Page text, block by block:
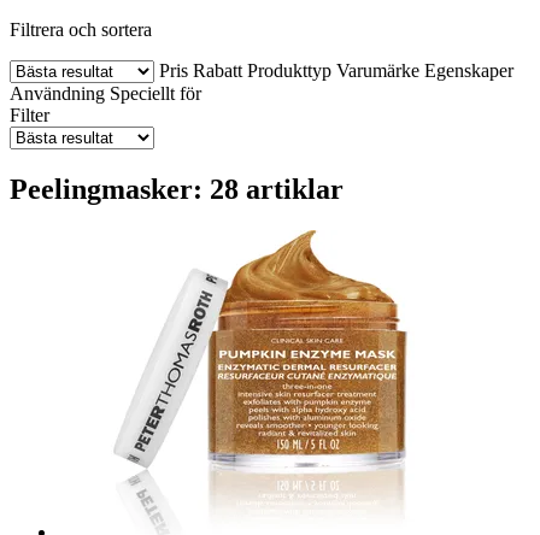
Filtrera och sortera
Pris Rabatt Produkttyp Varumärke Egenskaper
Användning Speciellt för
Filter
Peelingmasker: 28 artiklar